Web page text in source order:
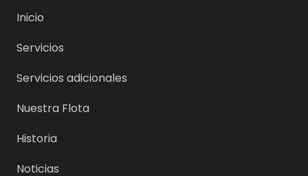
Inicio
Servicios
Servicios adicionales
Nuestra Flota
Historia
Noticias